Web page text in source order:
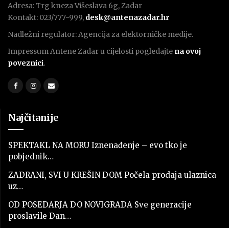
Adresa: Trg kneza Višeslava 6g, Zadar
Kontakt: 023/777-999, desk@antenazadar.hr
Nadležni regulator: Agencija za elektorničke medije.
Impressum Antene Zadar u cijelosti pogledajte na ovoj
poveznici.
Najčitanije
SPEKTAKL NA MORU Iznenađenje – evo tko je
pobjednik…
ZADRANI, SVI U KREŠIN DOM Počela prodaja ulaznica
uz…
OD POSEDARJA DO NOVIGRADA Sve generacije
proslavile Dan…